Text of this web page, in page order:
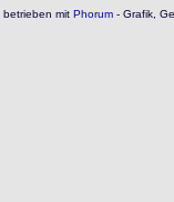
betrieben mitPhorum- Grafik,